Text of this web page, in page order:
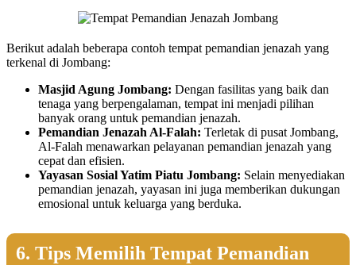
Berikut adalah beberapa contoh tempat pemandian jenazah yang
terkenal di Jombang:
Masjid Agung Jombang: Dengan fasilitas yang baik dan
tenaga yang berpengalaman, tempat ini menjadi pilihan
banyak orang untuk pemandian jenazah.
Pemandian Jenazah Al-Falah: Terletak di pusat Jombang,
Al-Falah menawarkan pelayanan pemandian jenazah yang
cepat dan efisien.
Yayasan Sosial Yatim Piatu Jombang: Selain menyediakan
pemandian jenazah, yayasan ini juga memberikan dukungan
emosional untuk keluarga yang berduka.
6. Tips Memilih Tempat Pemandian